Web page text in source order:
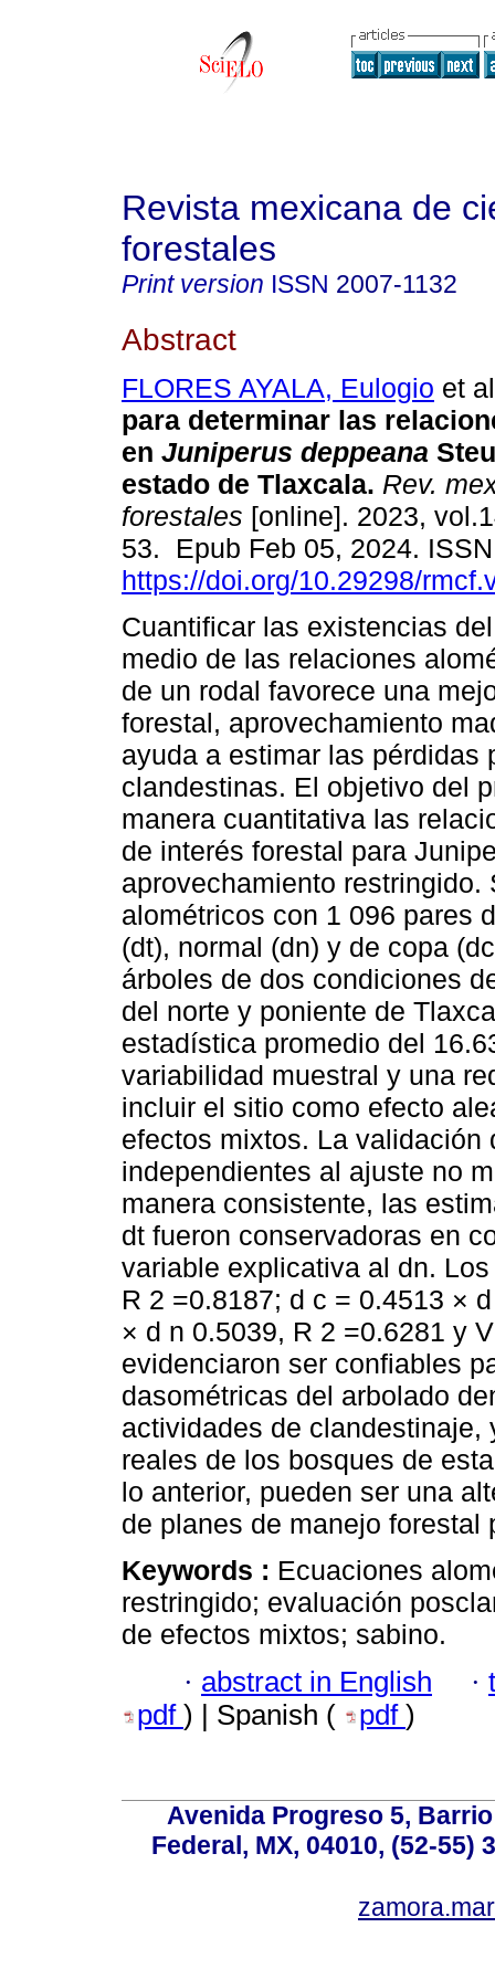
Revista mexicana de
forestales
Print version ISSN 2007-1132
Abstract
FLORES AYALA, Eulogio et
para determinar las
en Juniperus deppeana
estado de Tlaxcala. Rev.
forestales [online]. 2023,
53. Epub Feb 05, 2024.
https://doi.org/10.29298/
Cuantificar las existencias
medio de las relaciones
de un rodal favorece una
forestal, aprovechamiento
ayuda a estimar las pérdidas
clandestinas. El objetivo del
manera cuantitativa las
de interés forestal para
aprovechamiento
alométricos con 1 096 pares
(dt), normal (dn) y de copa
árboles de dos condiciones
del norte y poniente de
estadística promedio del
variabilidad muestral y una
incluir el sitio como efecto
efectos mixtos. La
independientes al ajuste no
manera consistente, las
dt fueron conservadoras en
variable explicativa al dn.
R 2 =0.8187; d c = 0.4513 × d
× d n 0.5039, R 2 =0.6281 y V
evidenciaron ser confiables
dasométricas del arbolado
actividades de
reales de los bosques de
lo anterior, pueden ser una
de planes de manejo forestal
Keywords : Ecuaciones
restringido; evaluación
de efectos mixtos; sabino.
· abstract in English ·
pdf ) | Spanish ( pdf )
Avenida Progreso 5,
Federal, MX, 04010, (52-55)